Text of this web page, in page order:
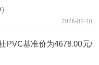
2026-02-10
PVC基准价为4678.00元/